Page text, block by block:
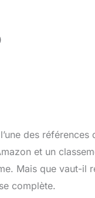
des
et un
Mais que vaut-il
complète.